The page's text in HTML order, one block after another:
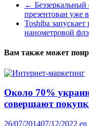
←
презентован уже
Toshiba
нанометровой
Вам также может
Около 70%
совершают
26/07/201407/12/2022 en